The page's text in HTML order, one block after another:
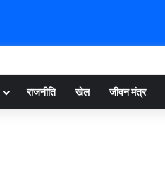
राजनीति खेल जीवन मंत्र